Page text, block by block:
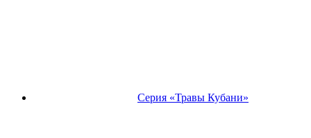
Серия «Травы Кубани»